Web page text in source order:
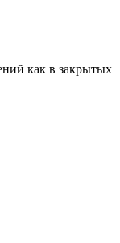
как в закрытых